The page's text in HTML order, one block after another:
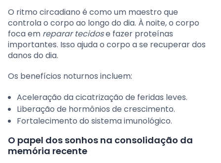
O ritmo circadiano é como um maestro que
controla o corpo ao longo do dia. À noite, o corpo
foca em reparar tecidose fazer proteínas
importantes. Isso ajuda o corpo a se recuperar dos
danos do dia.
Os benefícios noturnos incluem:
Aceleração da cicatrização de feridas leves.
Liberação de hormônios de crescimento.
Fortalecimento do sistema imunológico.
O papel dos sonhos na consolidação da
memória recente